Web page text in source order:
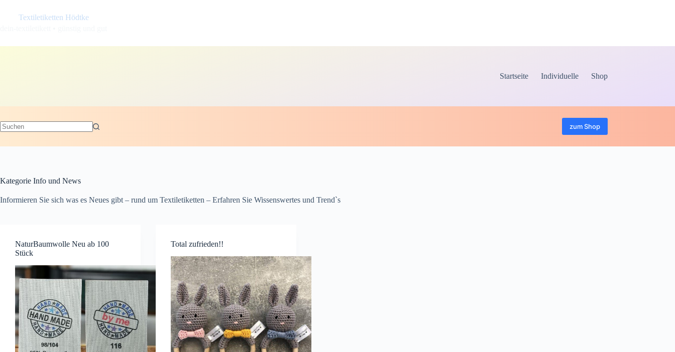
springen
Textiletiketten Hödtke
Startseite Individuelle Shop
zum Shop
Kategorie Info und News
Informieren Sie sich was es Neues gibt – rund um Textiletiketten – Erfahren Sie Wissenswertes und Trend`s
NaturBaumwolle Neu ab 100
Stück
Total zufrieden!!